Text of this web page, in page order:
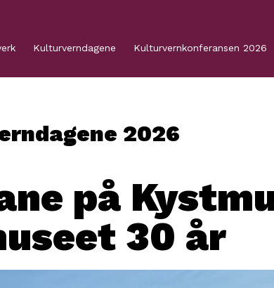
Kulturverndagene Kulturvernkonferansen 2026
2026
på
30 år